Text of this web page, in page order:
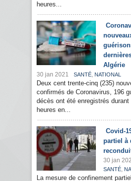
heures...
Algérie
30 jan 2021 SANTÉ, NATIONAL
Deux cent trente-cinq (235)
confirmés de Coronavirus, 196
décès ont été enregistrés
heures en...
Covid-
partiel à
30 jan
SANTÉ,
La mesure de confinement